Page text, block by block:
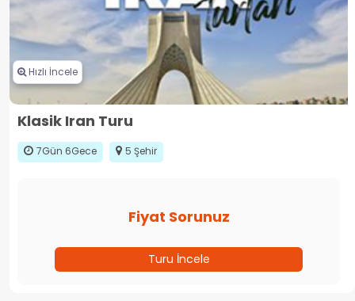
Hızlı İncele
Klasik Iran Turu
7Gün 6Gece 5 Şehir
Fiyat Sorunuz
Turu İncele